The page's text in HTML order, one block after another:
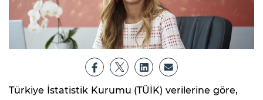
Türkiye İstatistik Kurumu (TÜİK) verilerine göre,